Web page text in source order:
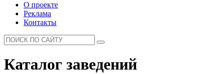
О проекте
Реклама
Контакты
Каталог заведений